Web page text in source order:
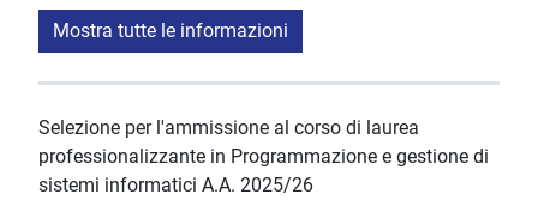
Mostra tutte le informazioni
Selezione per l'ammissione al corso di laurea
professionalizzante in Programmazione e gestione di
sistemi informatici A.A. 2025/26